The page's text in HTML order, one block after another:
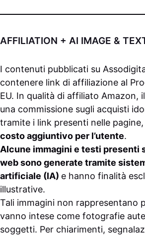
AFFILIATION + AI IMAGE &
I contenuti pubblicati su
contenere link di affiliazione al
EU. In qualità di affiliato Amazon,
una commissione sugli acquisti
tramite i link presenti nelle pagine,
costo aggiuntivo per l’utente.
Alcune immagini e testi presenti
web sono generate tramite
artificiale (IA) e hanno finalità
illustrative.
Tali immagini non rappresentano
vanno intese come fotografie
soggetti. Per chiarimenti,